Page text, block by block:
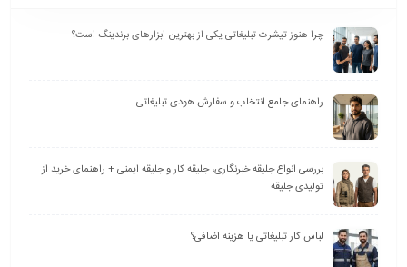
چرا هنوز تیشرت تبلیغاتی یکی از بهترین ابزارهای برندینگ است؟
راهنمای جامع انتخاب و سفارش هودی تبلیغاتی
بررسی انواع جلیقه خبرنگاری، جلیقه کار و جلیقه ایمنی + راهنمای خرید از
تولیدی جلیقه
لباس کار تبلیغاتی یا هزینه اضافی؟